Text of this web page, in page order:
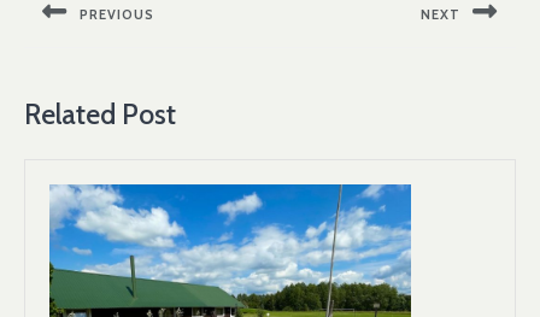
įrašųPREVIOUS NEXT
Related Post